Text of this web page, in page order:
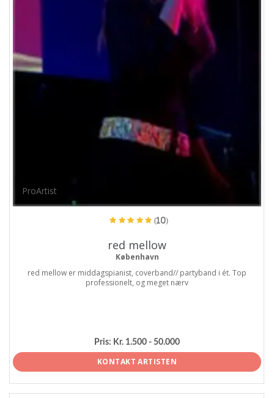
ProArtist
(10)
red mellow
København
red mellow er middagspianist, coverband// partyband i ét. Top
professionelt, og meget nærv
Pris: Kr. 1.500 - 50.000
KONTAKT ARTISTEN